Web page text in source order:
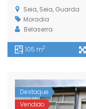
Seia, Seia, Guarda
Moradia
Belaserra
105 m2
Destaque
Vendido